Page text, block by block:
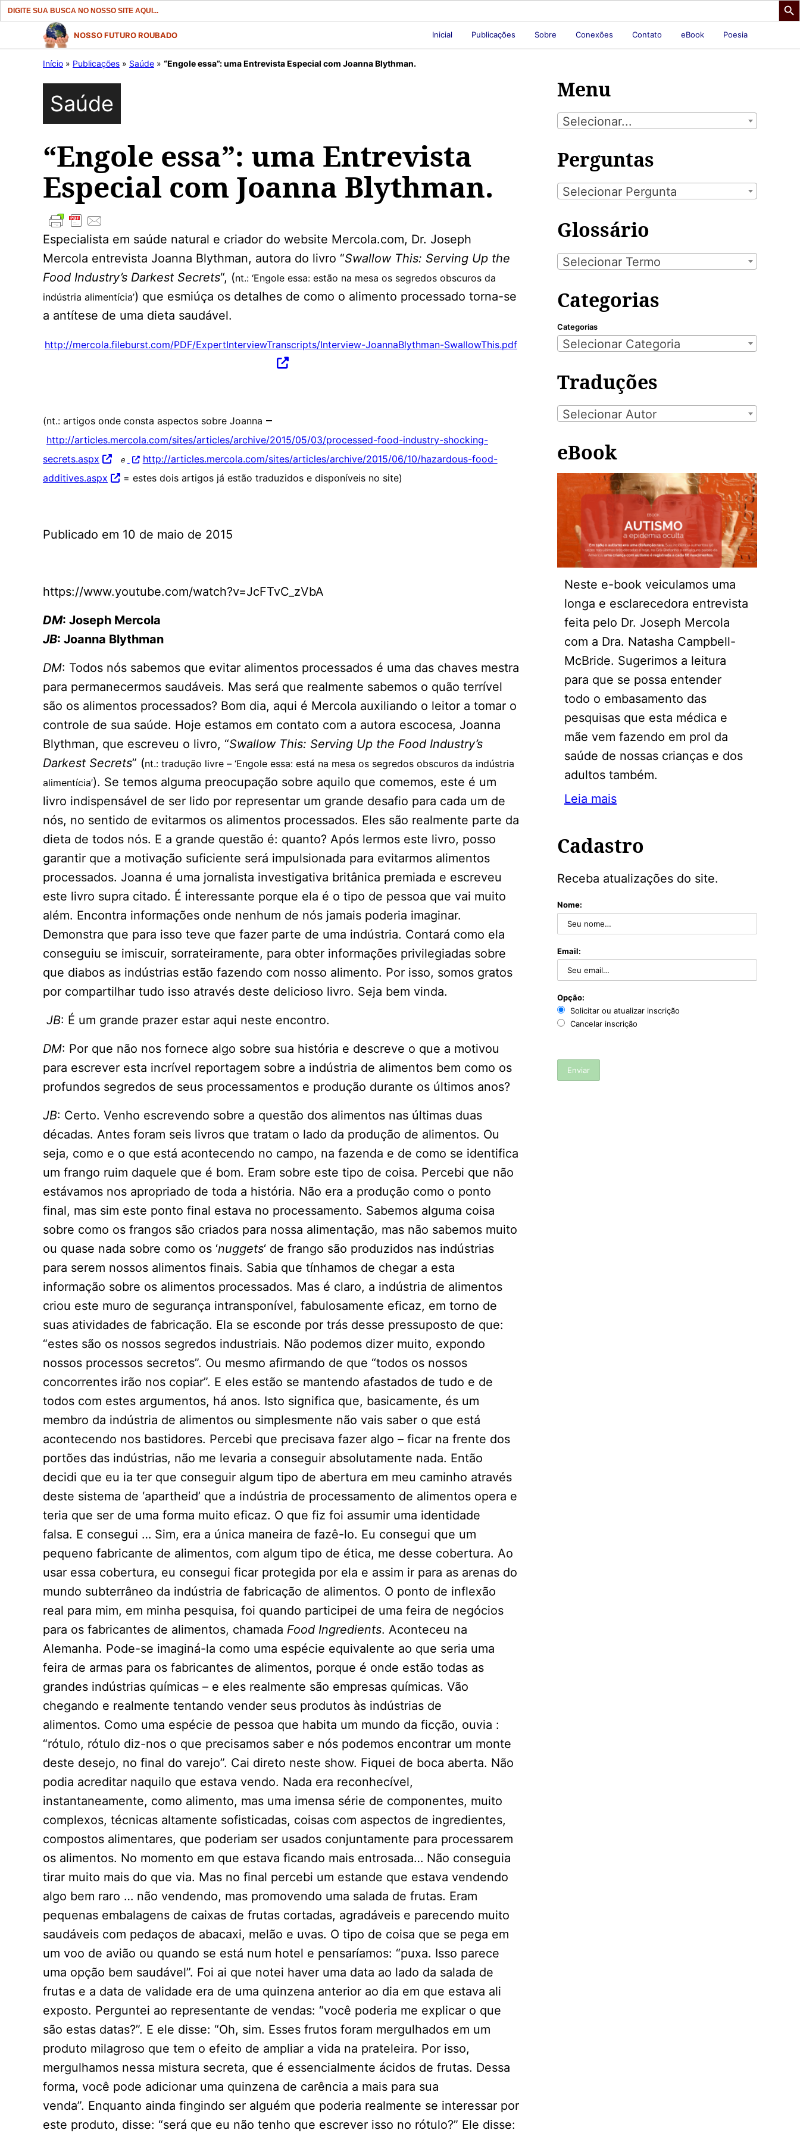
Search
for:
conteúdo
NOSSO FUTURO ROUBADO Inicial Publicações Sobre Conexões Contato eBook Poesia
Início » Publicações » Saúde » “Engole essa”: uma Entrevista Especial com Joanna Blythman.
Saúde
“Engole essa”: uma Entrevista
Especial com Joanna Blythman.
Especialista em saúde natural e criador do website Mercola.com, Dr. Joseph
Mercola entrevista Joanna Blythman, autora do livro “Swallow This: Serving Up the
Food Industry’s Darkest Secrets“, (nt.: ‘Engole essa: estão na mesa os segredos obscuros da
indústria alimentícia’) que esmiúça os detalhes de como o alimento processado torna-se
a antítese de uma dieta saudável.
http://mercola.fileburst.com/PDF/ExpertInterviewTranscripts/Interview-JoannaBlythman-SwallowThis.pdf
(nt.: artigos onde consta aspectos sobre Joanna –
http://articles.mercola.com/sites/articles/archive/2015/05/03/processed-food-industry-shocking-
secrets.aspx
e
http://articles.mercola.com/sites/articles/archive/2015/06/10/hazardous-food-
additives.aspx
= estes dois artigos já estão traduzidos e disponíveis no site)
Publicado em 10 de maio de 2015
https://www.youtube.com/watch?v=JcFTvC_zVbA
DM: Joseph Mercola
JB: Joanna Blythman
DM: Todos nós sabemos que evitar alimentos processados é uma das chaves mestra
para permanecermos saudáveis. Mas será que realmente sabemos o quão terrível
são os alimentos processados? Bom dia, aqui é Mercola auxiliando o leitor a tomar o
controle de sua saúde. Hoje estamos em contato com a autora escocesa, Joanna
Blythman, que escreveu o livro, “Swallow This: Serving Up the Food Industry’s
Darkest Secrets” (nt.: tradução livre – ‘Engole essa: está na mesa os segredos obscuros da indústria
alimentícia’). Se temos alguma preocupação sobre aquilo que comemos, este é um
livro indispensável de ser lido por representar um grande desafio para cada um de
nós, no sentido de evitarmos os alimentos processados. Eles são realmente parte da
dieta de todos nós. E a grande questão é: quanto? Após lermos este livro, posso
garantir que a motivação suficiente será impulsionada para evitarmos alimentos
processados. Joanna é uma jornalista investigativa britânica premiada e escreveu
este livro supra citado. É interessante porque ela é o tipo de pessoa que vai muito
além. Encontra informações onde nenhum de nós jamais poderia imaginar.
Demonstra que para isso teve que fazer parte de uma indústria. Contará como ela
conseguiu se imiscuir, sorrateiramente, para obter informações privilegiadas sobre
que diabos as indústrias estão fazendo com nosso alimento. Por isso, somos gratos
por compartilhar tudo isso através deste delicioso livro. Seja bem vinda.
JB: É um grande prazer estar aqui neste encontro.
DM: Por que não nos fornece algo sobre sua história e descreve o que a motivou
para escrever esta incrível reportagem sobre a indústria de alimentos bem como os
profundos segredos de seus processamentos e produção durante os últimos anos?
JB: Certo. Venho escrevendo sobre a questão dos alimentos nas últimas duas
décadas. Antes foram seis livros que tratam o lado da produção de alimentos. Ou
seja, como e o que está acontecendo no campo, na fazenda e de como se identifica
um frango ruim daquele que é bom. Eram sobre este tipo de coisa. Percebi que não
estávamos nos apropriado de toda a história. Não era a produção como o ponto
final, mas sim este ponto final estava no processamento. Sabemos alguma coisa
sobre como os frangos são criados para nossa alimentação, mas não sabemos muito
ou quase nada sobre como os ‘nuggets‘ de frango são produzidos nas indústrias
para serem nossos alimentos finais. Sabia que tínhamos de chegar a esta
informação sobre os alimentos processados. Mas é claro, a indústria de alimentos
criou este muro de segurança intransponível, fabulosamente eficaz, em torno de
suas atividades de fabricação. Ela se esconde por trás desse pressuposto de que:
“estes são os nossos segredos industriais. Não podemos dizer muito, expondo
nossos processos secretos”. Ou mesmo afirmando de que “todos os nossos
concorrentes irão nos copiar”. E eles estão se mantendo afastados de tudo e de
todos com estes argumentos, há anos. Isto significa que, basicamente, és um
membro da indústria de alimentos ou simplesmente não vais saber o que está
acontecendo nos bastidores. Percebi que precisava fazer algo – ficar na frente dos
portões das indústrias, não me levaria a conseguir absolutamente nada. Então
decidi que eu ia ter que conseguir algum tipo de abertura em meu caminho através
deste sistema de ‘apartheid’ que a indústria de processamento de alimentos opera e
teria que ser de uma forma muito eficaz. O que fiz foi assumir uma identidade
falsa. E consegui … Sim, era a única maneira de fazê-lo. Eu consegui que um
pequeno fabricante de alimentos, com algum tipo de ética, me desse cobertura. Ao
usar essa cobertura, eu consegui ficar protegida por ela e assim ir para as arenas do
mundo subterrâneo da indústria de fabricação de alimentos. O ponto de inflexão
real para mim, em minha pesquisa, foi quando participei de uma feira de negócios
para os fabricantes de alimentos, chamada Food Ingredients. Aconteceu na
Alemanha. Pode-se imaginá-la como uma espécie equivalente ao que seria uma
feira de armas para os fabricantes de alimentos, porque é onde estão todas as
grandes indústrias químicas – e eles realmente são empresas químicas. Vão
chegando e realmente tentando vender seus produtos às indústrias de
alimentos. Como uma espécie de pessoa que habita um mundo da ficção, ouvia :
“rótulo, rótulo diz-nos o que precisamos saber e nós podemos encontrar um monte
deste desejo, no final do varejo”. Cai direto neste show. Fiquei de boca aberta. Não
podia acreditar naquilo que estava vendo. Nada era reconhecível,
instantaneamente, como alimento, mas uma imensa série de componentes, muito
complexos, técnicas altamente sofisticadas, coisas com aspectos de ingredientes,
compostos alimentares, que poderiam ser usados conjuntamente para processarem
os alimentos. No momento em que estava ficando mais entrosada… Não conseguia
tirar muito mais do que via. Mas no final percebi um estande que estava vendendo
algo bem raro … não vendendo, mas promovendo uma salada de frutas. Eram
pequenas embalagens de caixas de frutas cortadas, agradáveis e parecendo muito
saudáveis com pedaços de abacaxi, melão e uvas. O tipo de coisa que se pega em
um voo de avião ou quando se está num hotel e pensaríamos: “puxa. Isso parece
uma opção bem saudável”. Foi ai que notei haver uma data ao lado da salada de
frutas e a data de validade era de uma quinzena anterior ao dia em que estava ali
exposto. Perguntei ao representante de vendas: “você poderia me explicar o que
são estas datas?”. E ele disse: “Oh, sim. Esses frutos foram mergulhados em um
produto milagroso que tem o efeito de ampliar a vida na prateleira. Por isso,
mergulhamos nessa mistura secreta, que é essencialmente ácidos de frutas. Dessa
forma, você pode adicionar uma quinzena de carência a mais para sua
venda”. Enquanto ainda fingindo ser alguém que poderia realmente se interessar por
este produto, disse: “será que eu não tenho que escrever isso no rótulo?” Ele disse:
Menu
Selecionar...
Perguntas
Selecionar Pergunta
Glossário
Selecionar Termo
Categorias
Categorias
Selecionar Categoria
Traduções
Selecionar Autor
eBook
Neste e-book veiculamos uma
longa e esclarecedora entrevista
feita pelo Dr. Joseph Mercola
com a Dra. Natasha Campbell-
McBride. Sugerimos a leitura
para que se possa entender
todo o embasamento das
pesquisas que esta médica e
mãe vem fazendo em prol da
saúde de nossas crianças e dos
adultos também.
Leia mais
Cadastro
Receba atualizações do site.
Nome:
Email:
Opção:
Solicitar ou atualizar inscrição
Cancelar inscrição